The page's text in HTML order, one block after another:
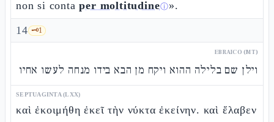
non si contaper moltitudineⓘ».
14 🗝️1
EBRAICO (MT)
וילן שם בלילה ההוא ויקח מן הבא בידו מנחה לעשו אחיו
SEPTUAGINTA (LXX)
καὶ ἐκοιμήθη ἐκεῖ τὴν νύκτα ἐκείνην. καὶ ἔλαβεν